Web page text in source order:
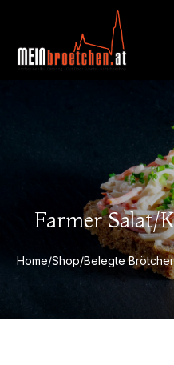
Farmer Salat/
Home/Shop/Belegte